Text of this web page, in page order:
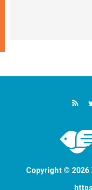
Copyright © 2026